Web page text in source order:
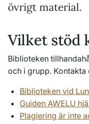
övrigt material.
Vilket stöd
Biblioteken
och i grupp.
Biblioteken vid
Guiden AWELU
Plagiering är inte